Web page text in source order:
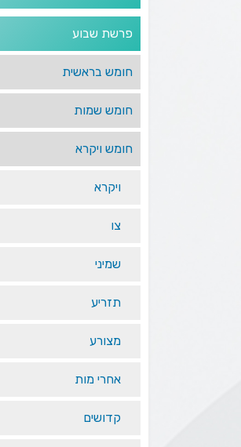
פרשת שבוע
חומש בראשית
חומש שמות
חומש ויקרא
ויקרא
צו
שמיני
תזריע
מצורע
אחרי מות
קדושים